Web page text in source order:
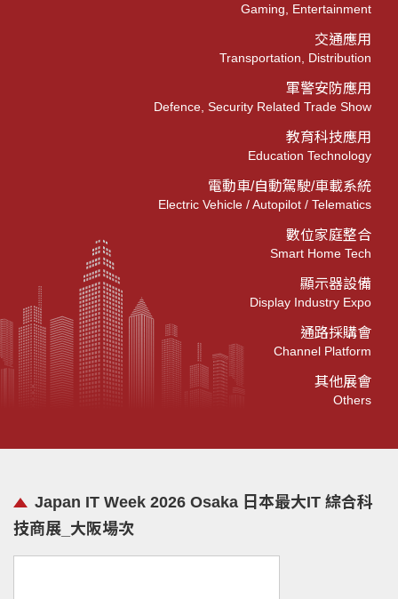
Gaming, Entertainment
交通應用
Transportation, Distribution
軍警安防應用
Defence, Security Related Trade Show
教育科技應用
Education Technology
電動車/自動駕駛/車載系統
Electric Vehicle / Autopilot / Telematics
數位家庭整合
Smart Home Tech
顯示器設備
Display Industry Expo
通路採購會
Channel Platform
其他展會
Others
Japan IT Week 2026 Osaka 日本最大IT 綜合科
技商展_大阪場次